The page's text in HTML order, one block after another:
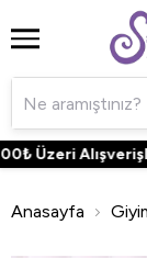
Üzeri
Anasayfa